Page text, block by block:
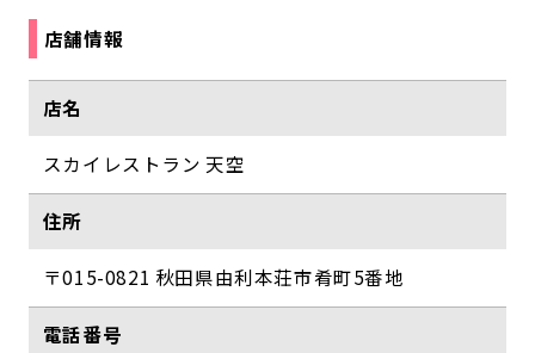
店舗情報
店名
スカイレストラン 天空
住所
〒015-0821 秋田県由利本荘市肴町5番地
電話番号